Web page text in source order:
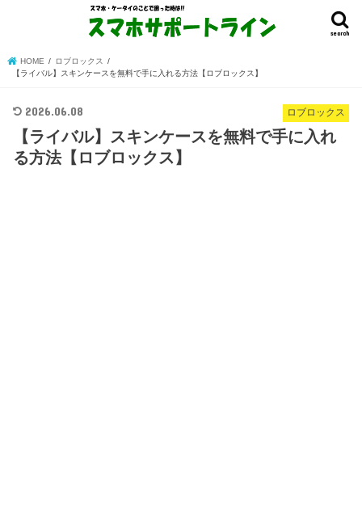
search
HOME
ロブロックス
【ライバル】スキンケースを無料で手に入れる方法【ロブロックス】
ロブロックス
2026.06.08
【ライバル】スキンケースを無料で手に入れ
る方法【ロブロックス】